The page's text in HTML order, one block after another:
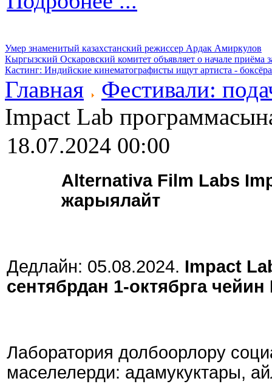
Умер знаменитый казахстанский режиссер Ардак Амиркулов
Кыргызский Оскаровский комитет объявляет о начале приёма
Кастинг: Индийские кинематографисты ищут артиста -
Главная
Фестивали:
Impact Lab
18.07.2024 00:00
Alternativa Film Labs
жарыялайт
Дедлайн: 05.08.2024. Impact
сентябрдан 1-октябрга
Лаборатория долбоорлору
маселелерди: адамукуктары,